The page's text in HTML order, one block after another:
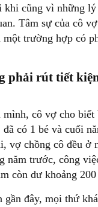
khi cũng vì những
Tâm sự của cô
trường hợp có
phải rút tiết
mình, cô vợ cho biết
có 1 bé và cuối
vợ chồng cô đều ở
năm trước, công
còn dư khoảng
đây, mọi thứ